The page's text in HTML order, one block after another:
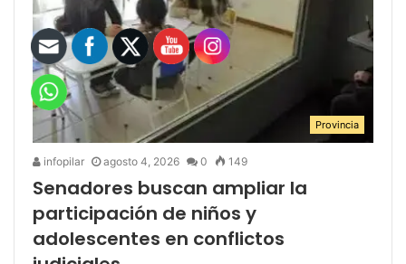
Provincia
infopilar agosto 4, 2026 0 149
Senadores buscan ampliar la
participación de niños y
adolescentes en conflictos